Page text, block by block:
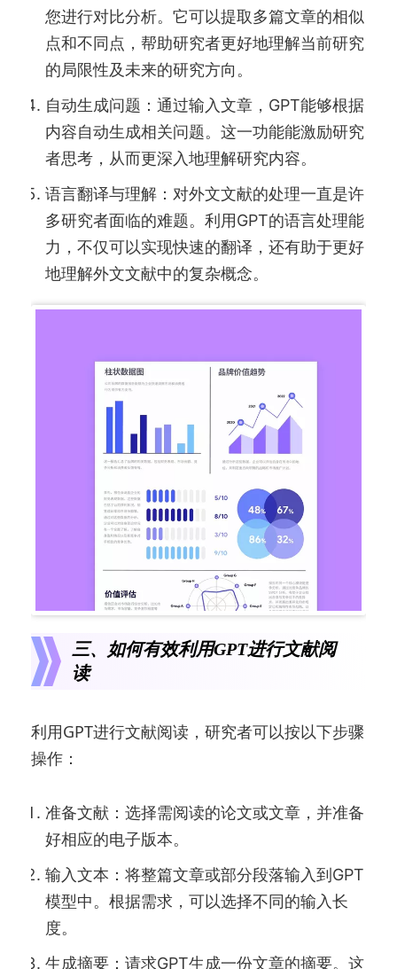
您进行对比分析。它可以提取多篇文章的相似
点和不同点，帮助研究者更好地理解当前研究
的局限性及未来的研究方向。
自动生成问题：通过输入文章，GPT能够根据
内容自动生成相关问题。这一功能能激励研究
者思考，从而更深入地理解研究内容。
语言翻译与理解：对外文文献的处理一直是许
多研究者面临的难题。利用GPT的语言处理能
力，不仅可以实现快速的翻译，还有助于更好
地理解外文文献中的复杂概念。
三、如何有效利用GPT进行文献阅
读
利用GPT进行文献阅读，研究者可以按以下步骤
操作：
准备文献：选择需阅读的论文或文章，并准备
好相应的电子版本。
输入文本：将整篇文章或部分段落输入到GPT
模型中。根据需求，可以选择不同的输入长
度。
生成摘要：请求GPT生成一份文章的摘要。这